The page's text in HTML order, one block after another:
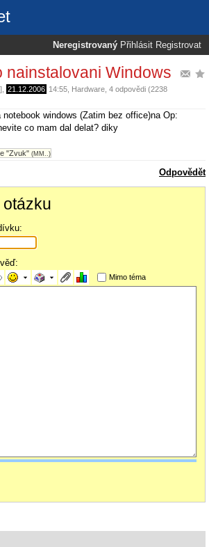
Neregistrovaný Přihlásit Registrovat
nainstalovani Windows
21.12.2006 14:55 Hardware , 4 odpovědi (2238
windows (Zatim bez office)na Op:
co mam dal delat? diky
"Zvuk" (MM..)
Odpovědět
Mimo téma